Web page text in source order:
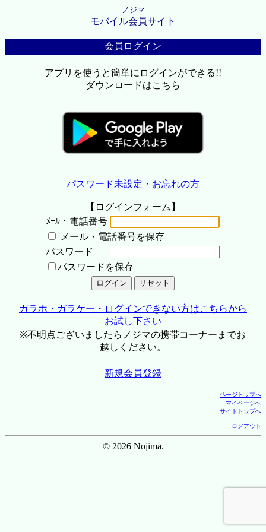
ノジマ
モバイル会員サイト
会員ログイン
アプリを使うと簡単にログインができる!!
ダウンロードはこちら
パスワード未設定・お忘れの方
【ログインフォーム】
ﾒｰﾙ・電話番号
メール・電話番号を保存
パスワード
パスワードを保存
ガラホ・ガラケー・ログインできない方はこちらから
お試し下さい
※不明点ございましたらノジマの携帯コーナーまでお
越しください。
新規会員登録
ページトップへ
マイページへ
サイトトップへ
ログアウト
© 2026 Nojima.